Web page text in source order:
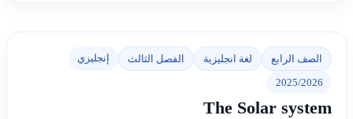
الصف الرابع لغة انجليزية الفصل الثالث إنجليزي
2025/2026
The Solar system